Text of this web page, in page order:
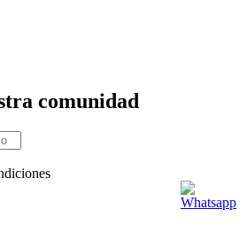
comunidad